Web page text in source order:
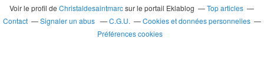
Voir le profil deChristaldesaintmarcsur le portail Eklablog
Top articles
Contact
Signaler un abus C.G.U.
Cookies et données personnelles
Préférences cookies